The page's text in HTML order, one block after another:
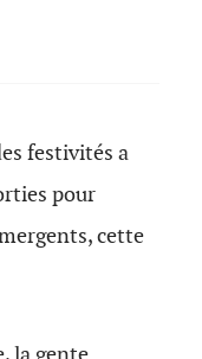
festivités a
pour
cette